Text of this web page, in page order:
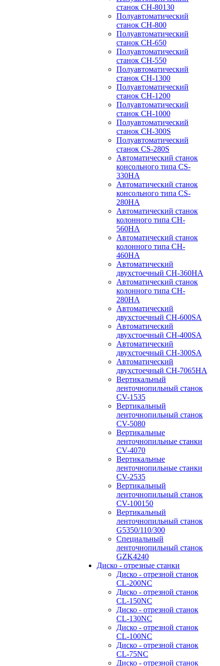
станок CH-80130
Полуавтоматический
станок CH-800
Полуавтоматический
станок CH-650
Полуавтоматический
станок CH-550
Полуавтоматический
станок CH-1300
Полуавтоматический
станок CH-1200
Полуавтоматический
станок CH-1000
Полуавтоматический
станок CH-300S
Полуавтоматический
станок CS-280S
Автоматический станок
консольного типа CS-
330HA
Автоматический станок
консольного типа CS-
280HA
Автоматический станок
колонного типа CH-
560HA
Автоматический станок
колонного типа CH-
460HA
Автоматический
двухстоечный CH-360HA
Автоматический станок
колонного типа CH-
280HA
Автоматический
двухстоечный CH-600SA
Автоматический
двухстоечный CH-400SA
Автоматический
двухстоечный CH-300SA
Автоматический
двухстоечный CH-7065HA
Вертикальный
ленточнопильный станок
CV-1535
Вертикальный
ленточнопильный станок
CV-5080
Вертикальные
ленточнопильные станки
CV-4070
Вертикальные
ленточнопильные станки
CV-2535
Вертикальный
ленточнопильный станок
CV-100150
Вертикальный
ленточнопильный станок
G5350/110/300
Специальный
ленточнопильный станок
GZK4240
Диско - отрезные станки
Диско - отрезной станок
CL-200NC
Диско - отрезной станок
CL-150NC
Диско - отрезной станок
CL-130NC
Диско - отрезной станок
CL-100NC
Диско - отрезной станок
CL-75NC
Диско - отрезной станок